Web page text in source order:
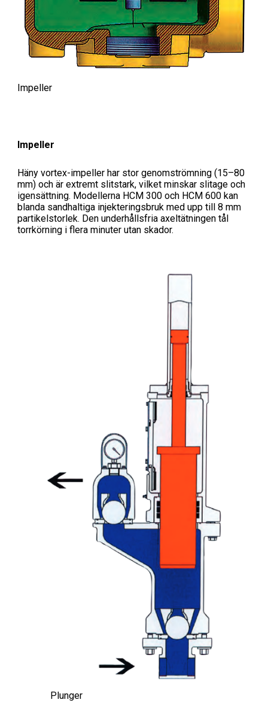
Impeller
Impeller
Häny vortex-impeller har stor genomströmning (15–80
mm) och är extremt slitstark, vilket minskar slitage och
igensättning. Modellerna HCM 300 och HCM 600 kan
blanda sandhaltiga injekteringsbruk med upp till 8 mm
partikelstorlek. Den underhållsfria axeltätningen tål
torrkörning i flera minuter utan skador.
Plunger